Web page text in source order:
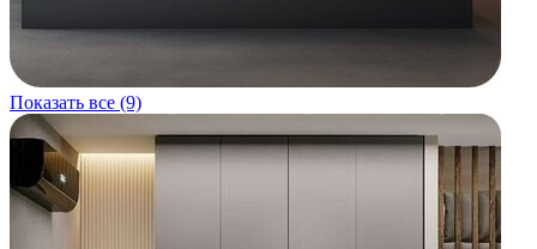
Показать все (9)